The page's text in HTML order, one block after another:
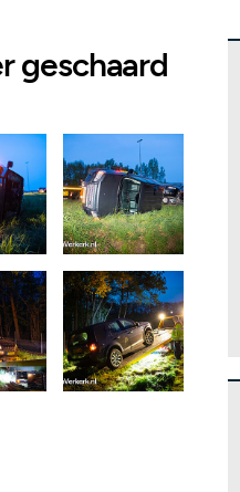
geschaard